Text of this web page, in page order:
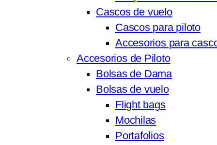
Cascos de vuelo
Cascos para piloto
Accesorios para
Accesorios de Piloto
Bolsas de Dama
Bolsas de vuelo
Flight bags
Mochilas
Portafolios